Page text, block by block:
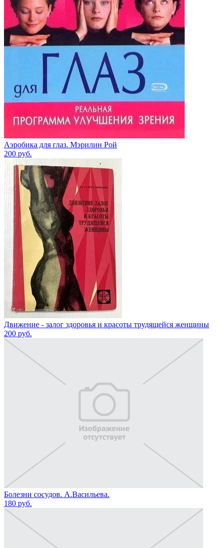
Аэробика для глаз. Мэрилин Рой
200 руб.
Движение - залог здоровья и красоты трудящейся женщины
200 руб.
Болезни сосудов. А.Васильева.
180 руб.